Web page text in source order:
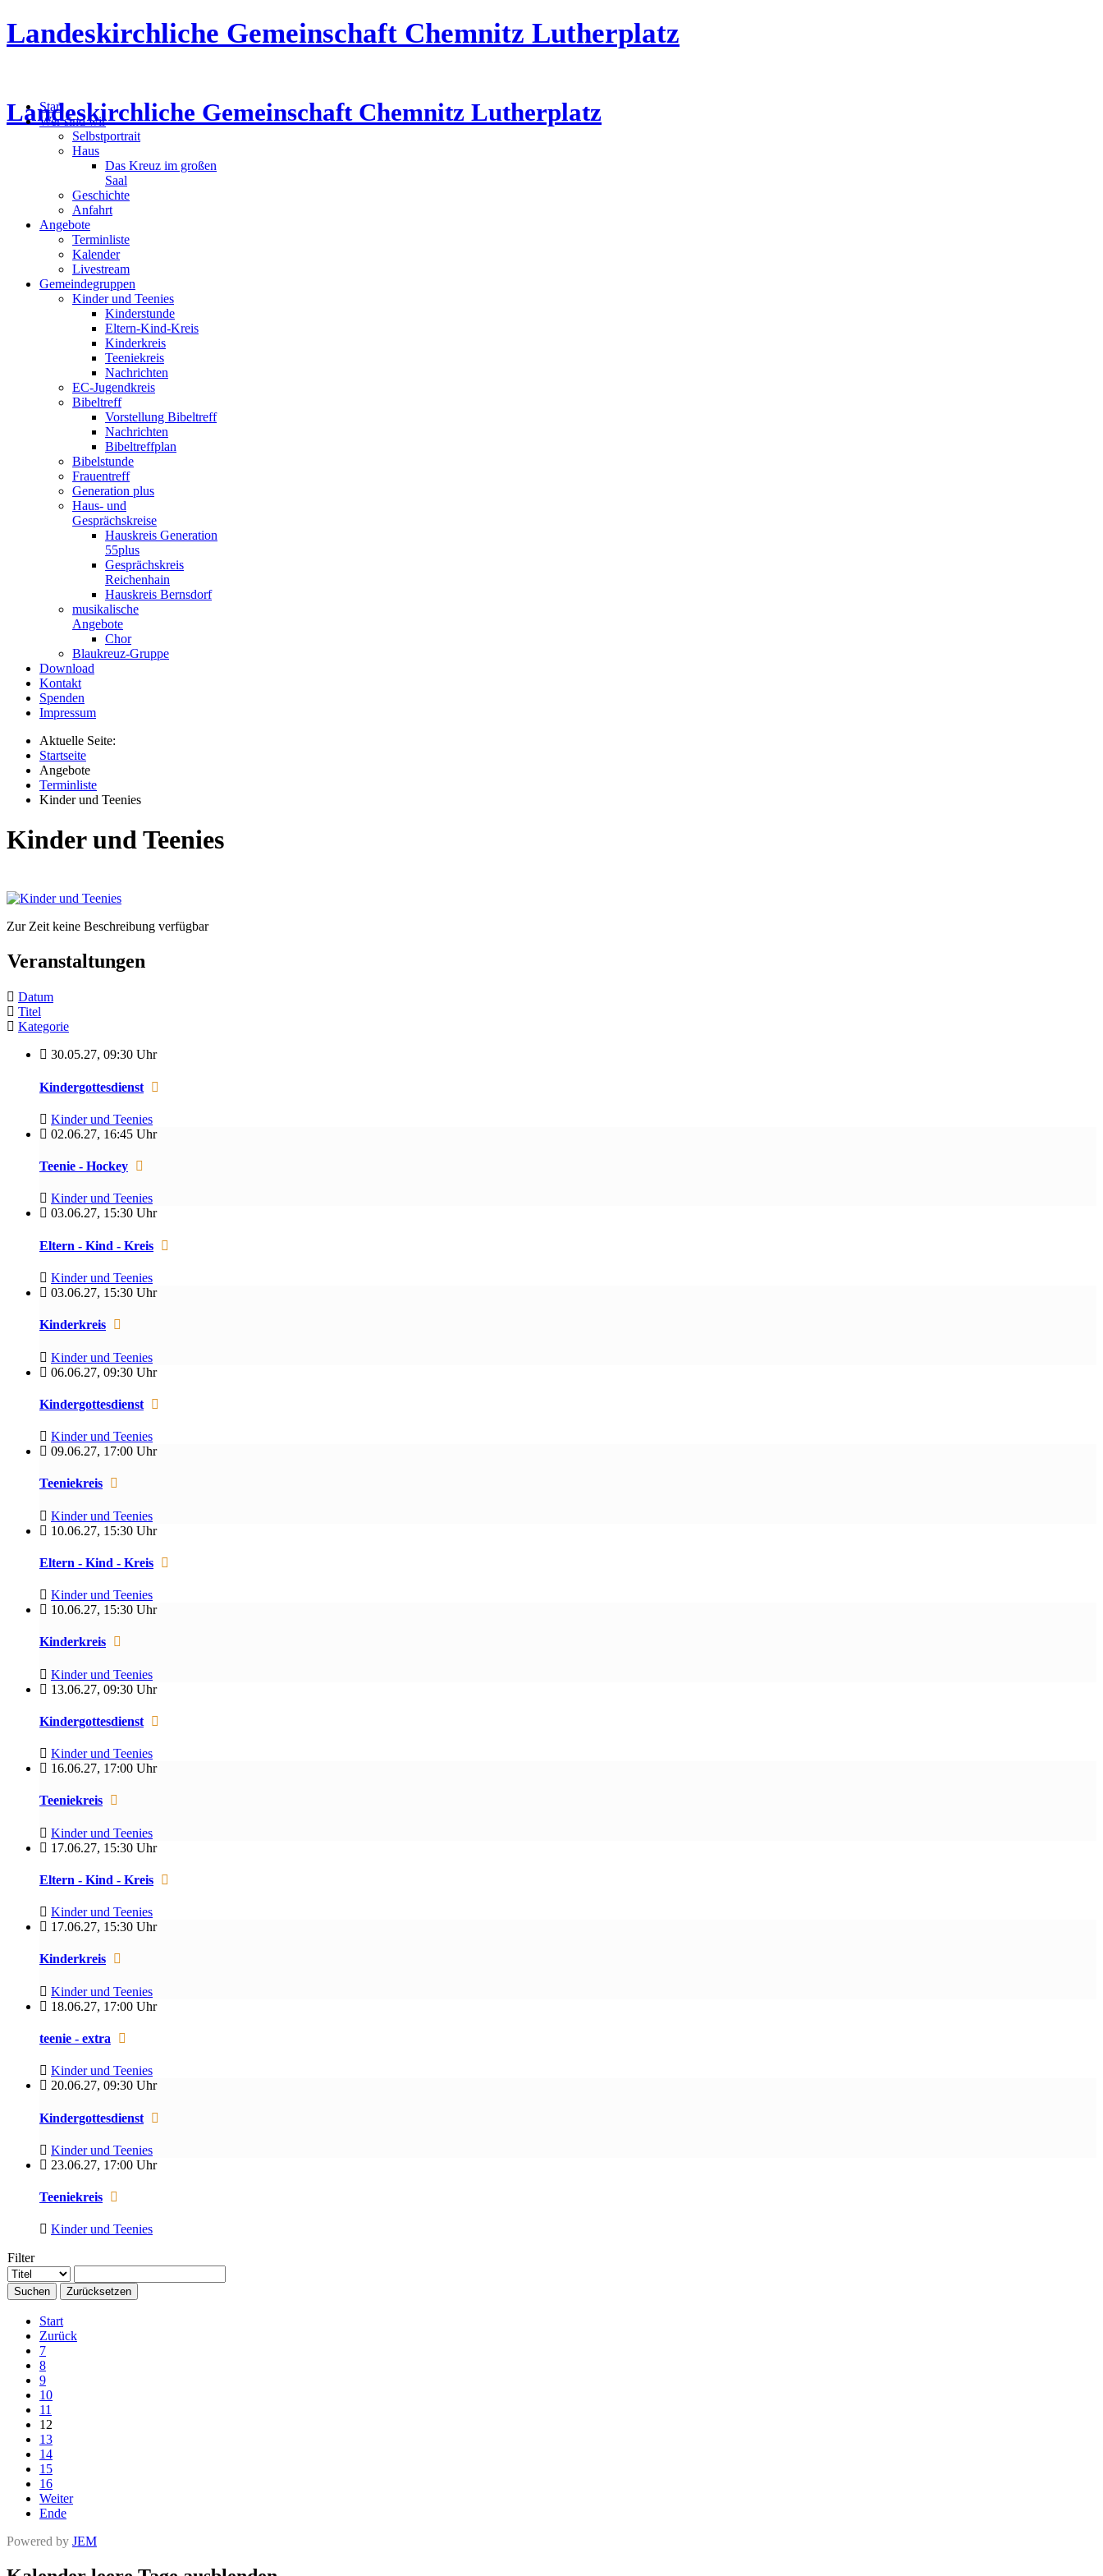
Landeskirchliche Gemeinschaft Chemnitz Lutherplatz
Landeskirchliche Gemeinschaft Chemnitz Lutherplatz
Start
Wer sind wir
Selbstportrait
Haus
Das Kreuz im großen
Saal
Geschichte
Anfahrt
Angebote
Terminliste
Kalender
Livestream
Gemeindegruppen
Kinder und Teenies
Kinderstunde
Eltern-Kind-Kreis
Kinderkreis
Teeniekreis
Nachrichten
EC-Jugendkreis
Bibeltreff
Vorstellung Bibeltreff
Nachrichten
Bibeltreffplan
Bibelstunde
Frauentreff
Generation plus
Haus- und
Gesprächskreise
Hauskreis Generation
55plus
Gesprächskreis
Reichenhain
Hauskreis Bernsdorf
musikalische
Angebote
Chor
Blaukreuz-Gruppe
Download
Kontakt
Spenden
Impressum
Aktuelle Seite:
Startseite
Angebote
Terminliste
Kinder und Teenies
Kinder und Teenies
Zur Zeit keine Beschreibung verfügbar
Veranstaltungen
Datum
Titel
Kategorie
30.05.27, 09:30 Uhr
Kindergottesdienst
Kinder und Teenies
02.06.27, 16:45 Uhr
Teenie - Hockey
Kinder und Teenies
03.06.27, 15:30 Uhr
Eltern - Kind - Kreis
Kinder und Teenies
03.06.27, 15:30 Uhr
Kinderkreis
Kinder und Teenies
06.06.27, 09:30 Uhr
Kindergottesdienst
Kinder und Teenies
09.06.27, 17:00 Uhr
Teeniekreis
Kinder und Teenies
10.06.27, 15:30 Uhr
Eltern - Kind - Kreis
Kinder und Teenies
10.06.27, 15:30 Uhr
Kinderkreis
Kinder und Teenies
13.06.27, 09:30 Uhr
Kindergottesdienst
Kinder und Teenies
16.06.27, 17:00 Uhr
Teeniekreis
Kinder und Teenies
17.06.27, 15:30 Uhr
Eltern - Kind - Kreis
Kinder und Teenies
17.06.27, 15:30 Uhr
Kinderkreis
Kinder und Teenies
18.06.27, 17:00 Uhr
teenie - extra
Kinder und Teenies
20.06.27, 09:30 Uhr
Kindergottesdienst
Kinder und Teenies
23.06.27, 17:00 Uhr
Teeniekreis
Kinder und Teenies
Filter
Suchen Zurücksetzen
Start
Zurück
7
8
9
10
11
12
13
14
15
16
Weiter
Ende
Powered by JEM